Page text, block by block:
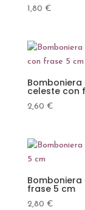
1,80 €
celeste con
2,60 €
frase 5 cm
2,80 €